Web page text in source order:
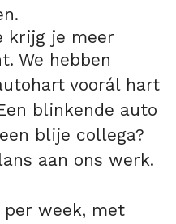
krijg je meer
We hebben
voorál hart
blinkende auto
blije collega?
aan ons werk.
per week, met